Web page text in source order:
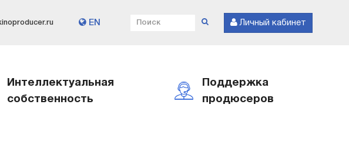
EN Личный кабинет
Интеллектуальная
собственность
Поддержка
продюсеров